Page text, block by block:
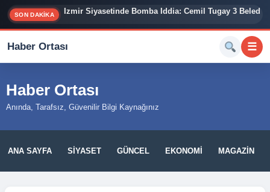
SON DAKİKA İzmir Siyasetinde Bomba İddia: Cemil Tugay 3
Haber Ortası ☰
Haber Ortası
Anında, Tarafsız, Güvenilir Bilgi Kaynağınız
ANA SAYFA SIYASET GÜNCEL EKONOMI MAGAZIN